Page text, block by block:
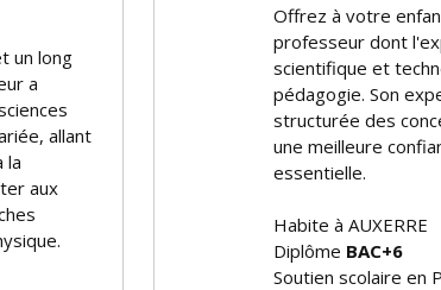
un long
a
allant
la
aux
Offrez à votre
professeur dont
scientifique et
pédagogie. Son
structurée des
une meilleure
essentielle.
Habite à AUXERRE
Diplôme BAC+6
Soutien scolaire en